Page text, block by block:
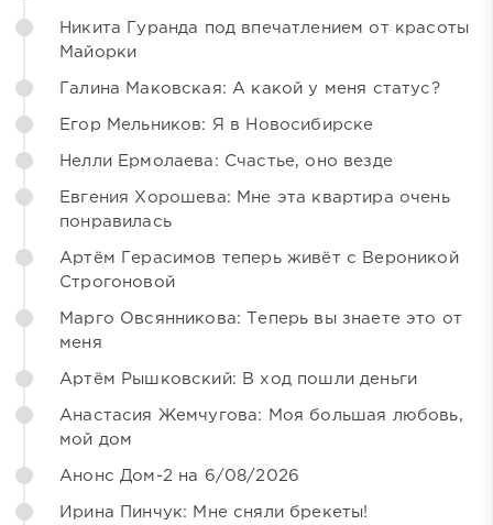
Никита Гуранда под впечатлением от красоты
Майорки
Галина Маковская: А какой у меня статус?
Егор Мельников: Я в Новосибирске
Нелли Ермолаева: Счастье, оно везде
Евгения Хорошева: Мне эта квартира очень
понравилась
Артём Герасимов теперь живёт с Вероникой
Строгоновой
Марго Овсянникова: Теперь вы знаете это от
меня
Артём Рышковский: В ход пошли деньги
Анастасия Жемчугова: Моя большая любовь,
мой дом
Анонс Дом-2 на 6/08/2026
Ирина Пинчук: Мне сняли брекеты!